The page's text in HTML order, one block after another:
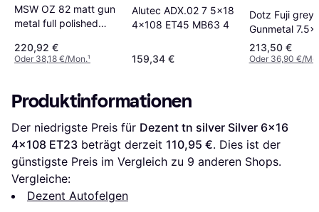
MSW OZ 82 matt gun
metal full polished
220,92 €
Oder 38,18 €/Mon.¹
Alutec ADX.02 7 5x18
4x108 ET45 MB63 4
159,34 €
Dotz Fuji grey
Gunmetal
4x108 ET31
213,50 €
Oder 36,90 €/
Produktinformationen
Der niedrigste Preis für Dezent tn silver Silver 6x16
4x108 ET23 beträgt derzeit 110,95 €. Dies ist der
günstigste Preis im Vergleich zu 9 anderen Shops.
Vergleiche:
Dezent Autofelgen